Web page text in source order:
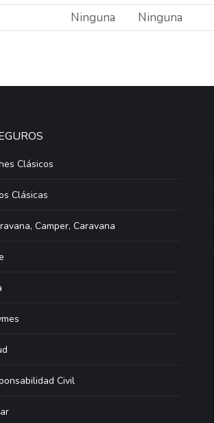
Ninguna Ninguna
Clásicos
Clásicas
Camper, Caravana
Civil